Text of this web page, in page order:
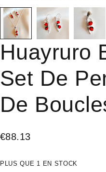
Huayruro
Set De
De
€88.13
PLUS QUE 1 EN STOCK